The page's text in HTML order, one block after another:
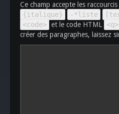
Ce champ accepte les
{italique}
-*liste
<code> et le code HTML <q>
créer des paragraphes, laissez